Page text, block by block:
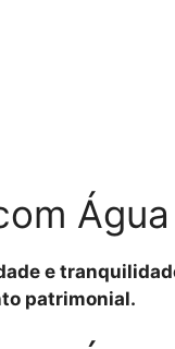
e
patrimonial.